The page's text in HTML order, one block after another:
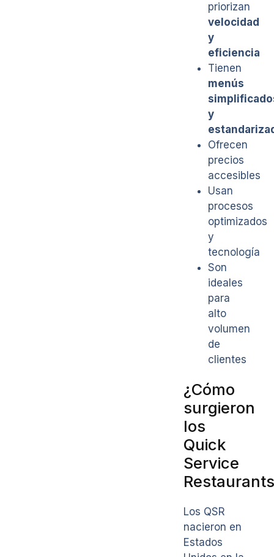
priorizan
velocidad
y
eficiencia
Tienen
menús
y
Ofrecen
precios
accesibles
Usan
procesos
optimizados
y
tecnología
Son
ideales
para
alto
volumen
de
clientes
¿Cómo
surgieron
los
Quick
Service
Los QSR
nacieron en
Estados